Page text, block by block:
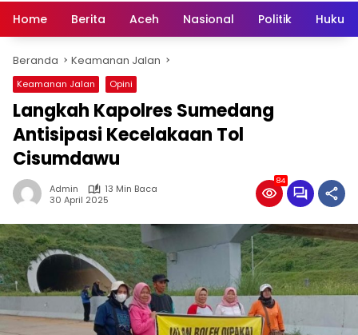
Home Berita Aceh Nasional Politik
Beranda Keamanan Jalan
Keamanan Jalan Opini
Langkah Kapolres Sumedang
Antisipasi Kecelakaan Tol
Cisumdawu
Admin
13 Min Baca
30 April 2025
84